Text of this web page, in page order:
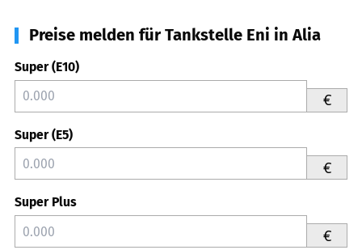
Preise melden für Tankstelle Eni in Alia
Super (E10)
€
Super (E5)
€
Super Plus
€